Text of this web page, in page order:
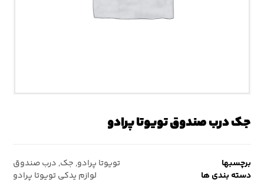
جک درب صندوق تویوتا پرادو
برچسبها تویوتا پرادو, جک, درب صندوق
دسته بندی ها
لوازم یدکی تویوتا پرادو